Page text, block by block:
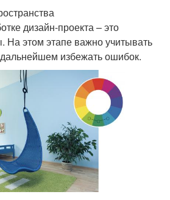
дизайн-проекта – это
На этом этапе важно учитывать
избежать ошибок.